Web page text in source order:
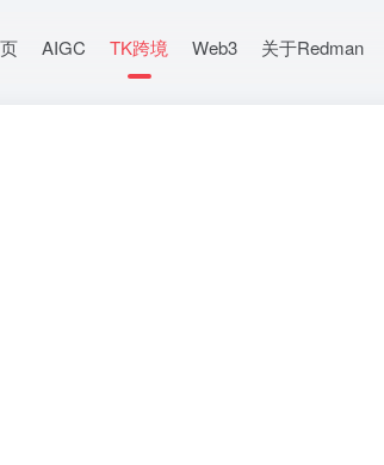
AIGC TK跨境 Web3 关于Redman